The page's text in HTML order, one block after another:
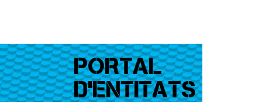
PORTAL
D'ENTITATS